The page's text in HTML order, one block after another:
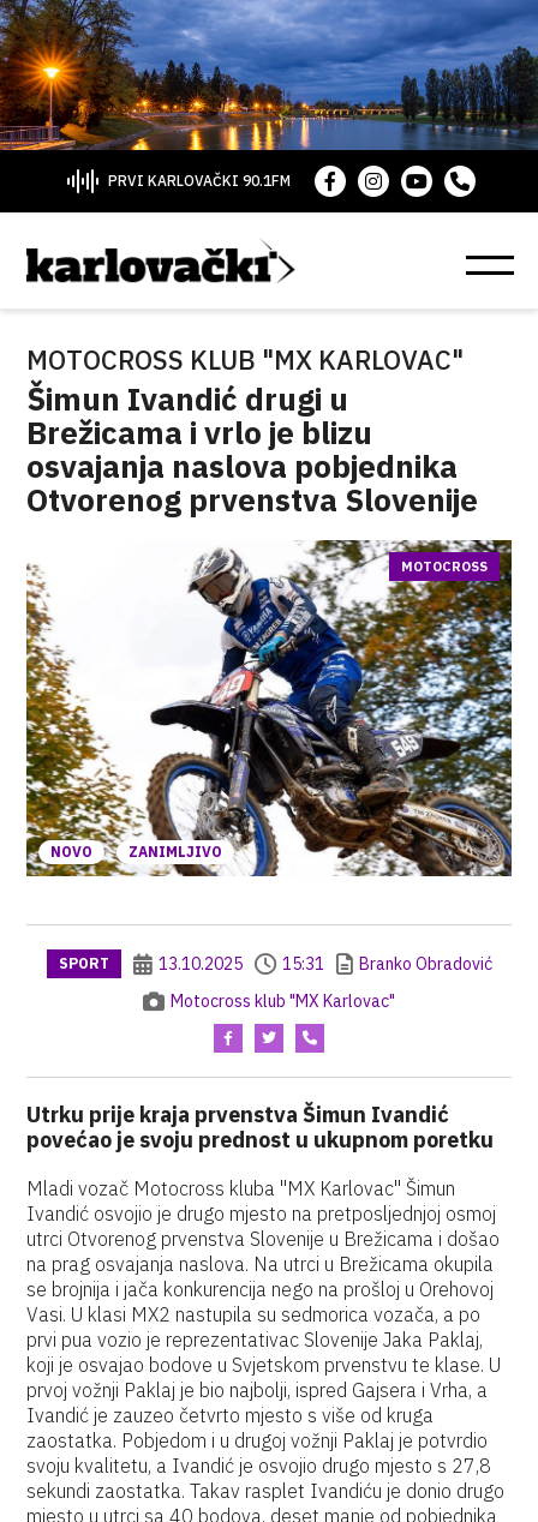
PRVI KARLOVAČKI 90.1FM
MOTOCROSS KLUB "MX KARLOVAC"
Šimun Ivandić drugi u
Brežicama i vrlo je blizu
osvajanja naslova pobjednika
Otvorenog prvenstva Slovenije
NOVO ZANIMLJIVO
MOTOCROSS
SPORT 13.10.2025 15:31
Branko Obradović
Motocross klub "MX Karlovac"
Utrku prije kraja prvenstva Šimun Ivandić
povećao je svoju prednost u ukupnom poretku
Mladi vozač Motocross kluba "MX Karlovac" Šimun
Ivandić osvojio je drugo mjesto na pretposljednjoj osmoj
utrci Otvorenog prvenstva Slovenije u Brežicama i došao
na prag osvajanja naslova. Na utrci u Brežicama okupila
se brojnija i jača konkurencija nego na prošloj u Orehovoj
Vasi. U klasi MX2 nastupila su sedmorica vozača, a po
prvi pua vozio je reprezentativac Slovenije Jaka Paklaj,
koji je osvajao bodove u Svjetskom prvenstvu te klase. U
prvoj vožnji Paklaj je bio najbolji, ispred Gajsera i Vrha, a
Ivandić je zauzeo četvrto mjesto s više od kruga
zaostatka. Pobjedom i u drugoj vožnji Paklaj je potvrdio
svoju kvalitetu, a Ivandić je osvojio drugo mjesto s 27,8
sekundi zaostatka. Takav rasplet Ivandiću je donio drugo
mjesto u utrci sa 40 bodova, deset manje od pobjednika